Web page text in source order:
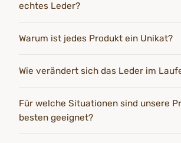
echtes Leder?
Warum ist jedes Produkt ein Unikat?
Wie verändert sich das Leder im
Für welche Situationen sind unsere
besten geeignet?